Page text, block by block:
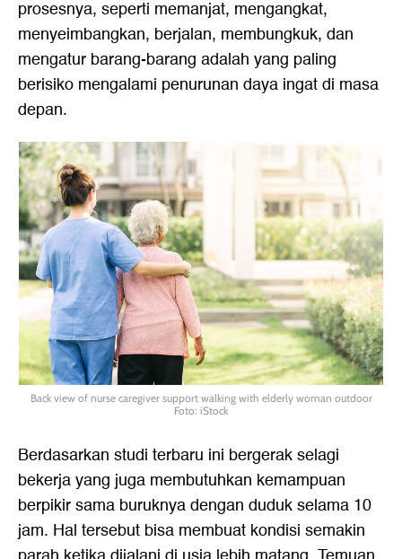
prosesnya, seperti memanjat, mengangkat,
menyeimbangkan, berjalan, membungkuk, dan
mengatur barang-barang adalah yang paling
berisiko mengalami penurunan daya ingat di masa
depan.
Back view of nurse caregiver support walking with elderly woman outdoor
Foto: iStock
Berdasarkan studi terbaru ini bergerak selagi
bekerja yang juga membutuhkan kemampuan
berpikir sama buruknya dengan duduk selama 10
jam. Hal tersebut bisa membuat kondisi semakin